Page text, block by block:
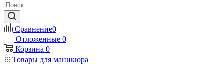
Сравнение0
Отложенные 0
Корзина 0
Товары для маникюра